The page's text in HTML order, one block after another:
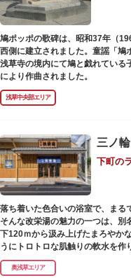
鳩ポッポの歌碑は、昭和37年（
西側に建立されました。童謡「鳩
浅草寺の境内にて鳩と戯れている
により作曲されました。
浅草中央部エリア
三ノ
下町の
落ち着いた色合いの浴室で、まる
そんな改栄湯の魅力の一つは、別
下120ｍから汲み上げたまろやか
うにトロトロな肌触りの軟水を作
らカランのお湯まですべてが軟水
さらさらになれることまちがいな
奥浅草エリア